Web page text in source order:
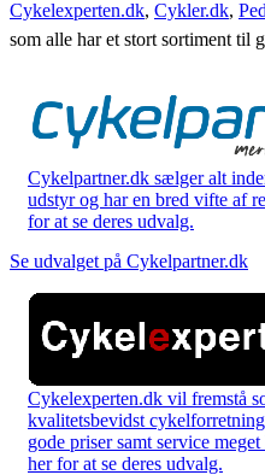
Cykelexperten.dk, Cykler.dk,
som alle har et stort sortiment til
Cykelpartner.dk sælger alt
udstyr og har en bred vifte af
for at se deres udvalg.
Se udvalget på Cykelpartner.dk
Cykelexperten.dk vil fremstå
kvalitetsbevidst
gode priser samt service
her for at se deres udvalg.